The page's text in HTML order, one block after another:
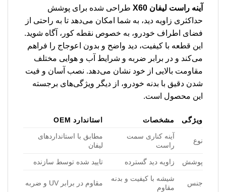
آینه راست لیفان X60
طراحی شده برای پوشش
حداکثری زاویه دید، به شما امکان می‌دهد تا به راحتی از
فضای اطراف خودرو، به خصوص نقطه کور، آگاه شوید.
این قطعه با کیفیت، دید واضح و بدون اعوجاج را فراهم
می‌کند و در برابر ضربه و شرایط آب و هوایی مختلف
مقاومت بالایی از خود نشان می‌دهد. نصب آسان و فیت
شدن دقیق با بدنه خودرو، از دیگر ویژگی‌های برجسته
این محصول است.
ویژگی مشخصات استاندارد OEM
نوع
آینه کناری سمت
راست
مطابق با استانداردهای
لیفان
پوشش زاویه دید گسترده تایید شده توسط سازنده
جنس
شیشه با کیفیت و بدنه
مقاوم
مقاوم در برابر UV و ضربه